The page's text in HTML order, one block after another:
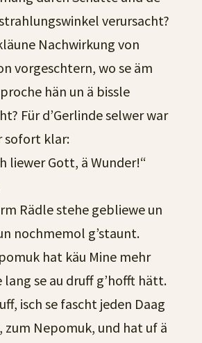
verursacht?
Nachwirkung von
vorgeschtern, wo se äm
hän un ä bissle
Für d’Gerlinde selwer war
sofort klar:
liewer Gott, ä Wunder!“
Rädle stehe gebliewe un
nochmemol g’staunt.
hat käu Mine mehr
lang se au druff g’hofft hätt.
isch se fascht jeden Daag
zum Nepomuk, und hat uf ä